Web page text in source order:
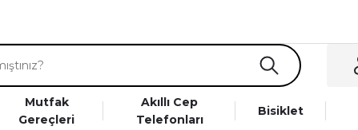
Mutfak
Gereçleri
Akıllı Cep
Telefonları
Bisiklet